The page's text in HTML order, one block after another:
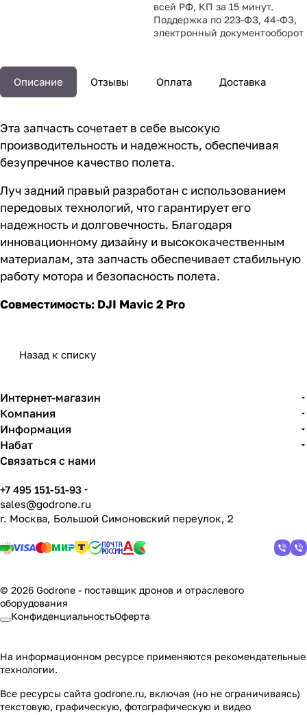
всей РФ, КП за 15 минут.
Поддержка по 223-ФЗ, 44-ФЗ,
электронный документооборот
Описание Отзывы Оплата Доставка
Эта запчасть сочетает в себе высокую
производительность и надежность, обеспечивая
безупречное качество полета.
Луч задний правый разработан с использованием
передовых технологий, что гарантирует его
надежность и долговечность. Благодаря
инновационному дизайну и высококачественным
материалам, эта запчасть обеспечивает стабильную
работу мотора и безопасность полета.
Совместимость: DJI Mavic 2 Pro
Назад к списку
Интернет-магазин
Компания
Информация
Набат
Связаться с нами
+7 495 151-51-93
sales@godrone.ru
г. Москва, Большой Симоновский переулок, 2
© 2026 Godrone - поставщик дронов и отраслевого
оборудования
КонфиденциальностьОферта
На информационном ресурсе применяются рекомендательные
технологии.
Все ресурсы сайта godrone.ru, включая (но не ограничиваясь)
текстовую, графическую, фотографическую и видео